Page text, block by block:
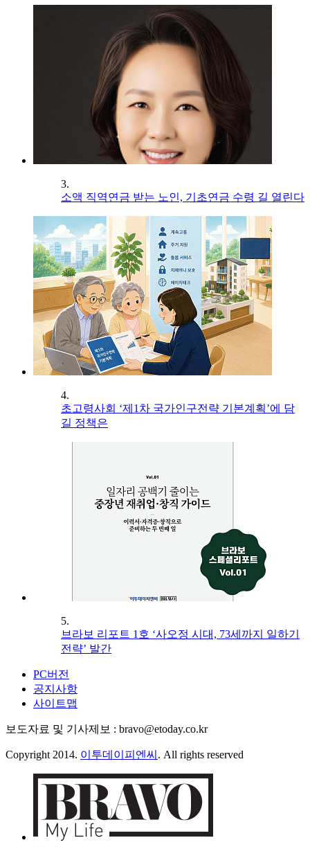
3.
소액 직역연금 받는 노인, 기초연금 수령 길 열린다
4.
초고령사회 ‘제1차 국가인구전략 기본계획’에 담
길 정책은
5.
브라보 리포트 1호 ‘사오정 시대, 73세까지 일하기
전략’ 발간
PC버전
공지사항
사이트맵
보도자료 및 기사제보 : bravo@etoday.co.kr
Copyright 2014. 이투데이피엔씨 . All rights reserved